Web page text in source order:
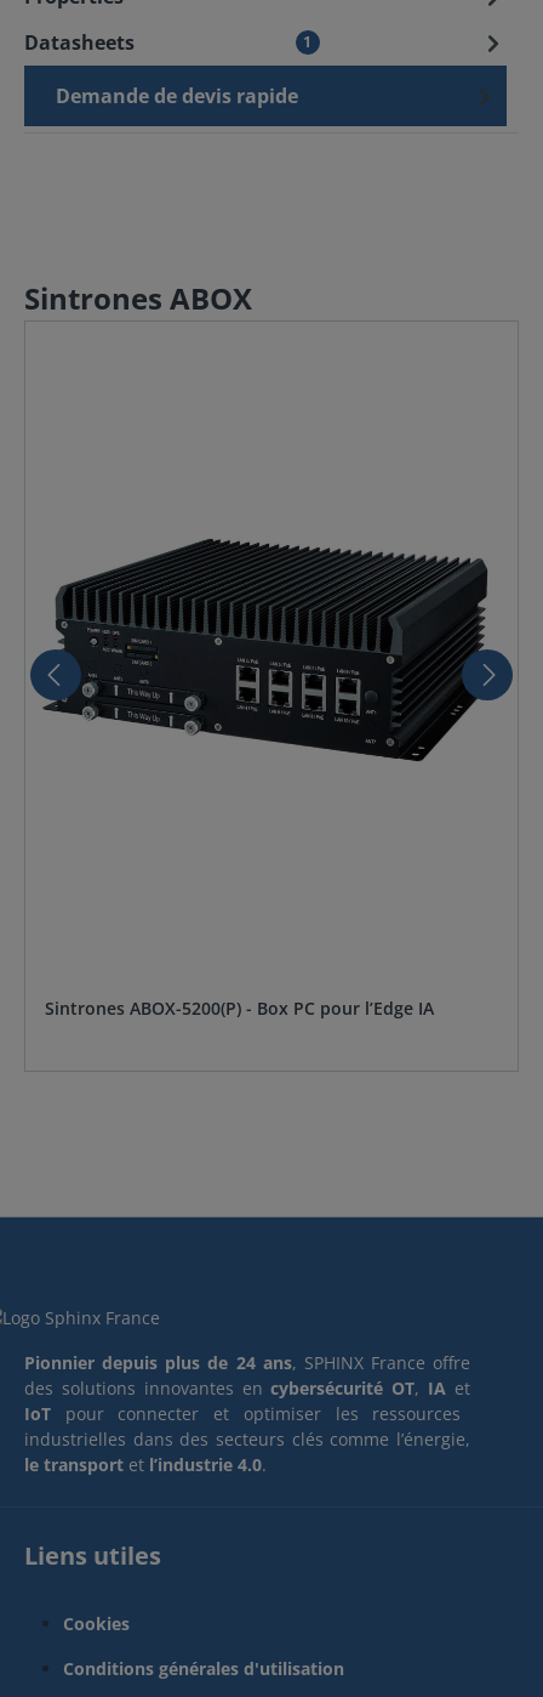
Datasheets
1
Demande de devis rapide
Sintrones ABOX
Sintrones ABOX-5200(P) - Box PC pour l’Edge IA
Pionnier depuis plus de 24 ans, SPHINX France offre
des solutions innovantes encybersécurité OT, IA et
IoT pour connecter et optimiser les ressources
industrielles dans des secteurs clés comme l’énergie,
le transport et l’industrie 4.0.
Liens utiles
Cookies
Conditions générales d'utilisation